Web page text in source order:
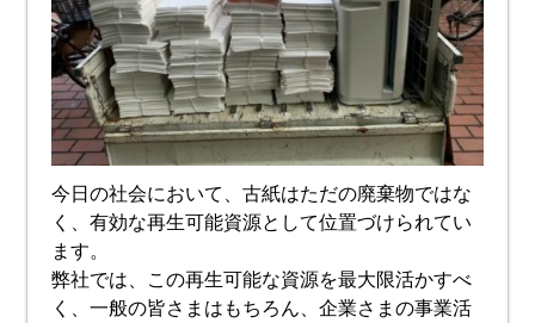
今日の社会において、古紙はただの廃棄物ではな
く、有効な再生可能資源として位置づけられてい
ます。
弊社では、この再生可能な資源を最大限活かすべ
く、一般の皆さまはもちろん、企業さまの事業活